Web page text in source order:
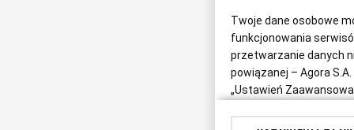
Twoje dane osobowe
funkcjonowania
przetwarzanie danych
powiązanej – Agora
„Ustawień